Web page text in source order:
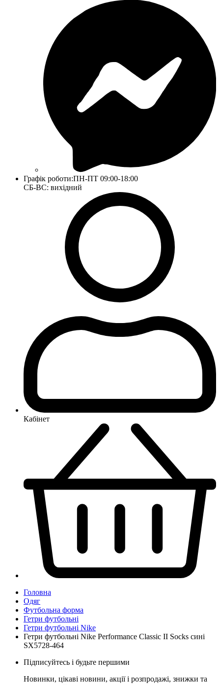
Графік роботи:ПН-ПТ 09:00-18:00
СБ-ВС: вихідний
Кабінет
Головна
Одяг
Футбольна форма
Гетри футбольні
Гетри футбольні Nike
Гетри футбольні Nike Performance Classic II Socks сині
SX5728-464
Підписуйтесь і будьте першими
Новинки, цікаві новини, акції і розпродажі, знижки та